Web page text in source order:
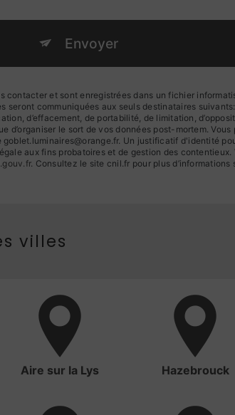
Envoyer
et sont enregistrées dans un fichier
communiquées aux seuls destinataires
d’effacement, de portabilité, de limitation,
d’organiser le sort de vos données post-mortem.
Un justificatif d'identité
aux fins probatoires et de gestion des
. Consultez le site cnil.fr pour plus d’informations
villes
Aire sur la Lys Hazebrouck